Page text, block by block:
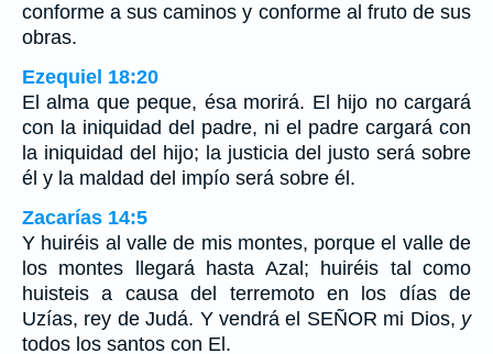
conforme a sus caminos y conforme al fruto de sus
obras.
Ezequiel 18:20
El alma que peque, ésa morirá. El hijo no cargará
con la iniquidad del padre, ni el padre cargará con
la iniquidad del hijo; la justicia del justo será sobre
él y la maldad del impío será sobre él.
Zacarías 14:5
Y huiréis al valle de mis montes, porque el valle de
los montes llegará hasta Azal; huiréis tal como
huisteis a causa del terremoto en los días de
Uzías, rey de Judá. Y vendrá el SEÑOR mi Dios, y
todos los santos con El.